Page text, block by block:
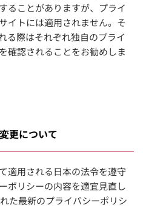
ることがありますが、プライ
イトには適用されません。そ
る際はそれぞれ独自のプライ
確認されることをお勧めしま
更について
適用される日本の法令を遵守
ポリシーの内容を適宜見直し
た最新のプライバシーポリシ